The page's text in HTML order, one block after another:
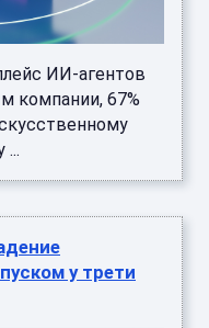
ИИ-агентов
компании, 67%
...
у трети